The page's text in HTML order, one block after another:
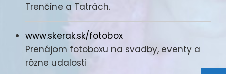
Trenčíne a Tatrách.
www.skerak.sk/fotobox
Prenájom fotoboxu na svadby, eventy a
rôzne udalosti